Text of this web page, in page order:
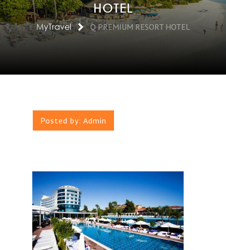
HOTEL
MyTravel Q PREMIUM RESORT HOTEL
Posted by: Admin